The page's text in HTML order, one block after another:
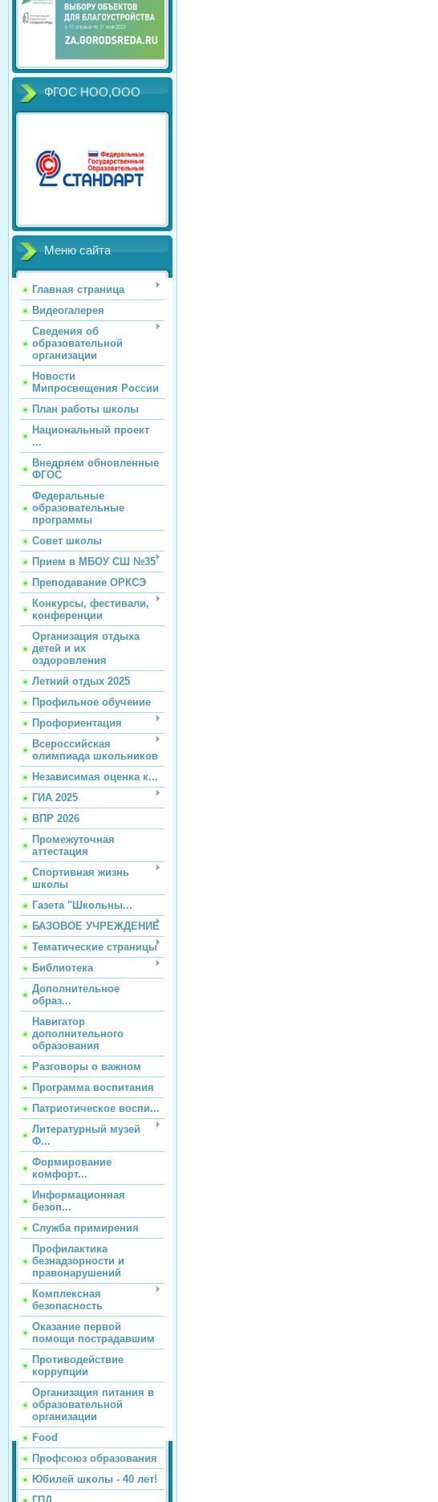
ФГОС НОО,ООО
Меню сайта
Главная страница
Видеогалерея
Сведения об
образовательной
организации
Новости
Мипросвещения России
План работы школы
Национальный проект
...
Внедряем обновленные
ФГОС
Федеральные
образовательные
программы
Совет школы
Прием в МБОУ СШ №35
Преподавание ОРКСЭ
Конкурсы, фестивали,
конференции
Организация отдыха
детей и их
оздоровления
Летний отдых 2025
Профильное обучение
Профориентация
Всероссийская
олимпиада школьников
Независимая оценка к...
ГИА 2025
ВПР 2026
Промежуточная
аттестация
Спортивная жизнь
школы
Газета "Школьны...
БАЗОВОЕ УЧРЕЖДЕНИЕ
Тематические страницы
Библиотека
Дополнительное
образ...
Навигатор
дополнительного
образования
Разговоры о важном
Программа воспитания
Патриотическое воспи...
Литературный музей
Ф...
Формирование
комфорт...
Информационная
безоп...
Служба примирения
Профилактика
безнадзорности и
правонарушений
Комплексная
безопасность
Оказание первой
помощи пострадавшим
Противодействие
коррупции
Организация питания в
образовательной
организации
Food
Профсоюз образования
Юбилей школы - 40 лет!